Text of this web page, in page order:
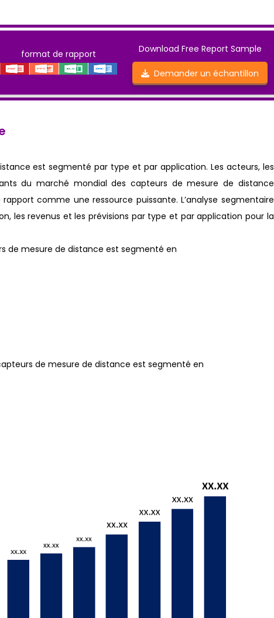
format de rapport Download Free Report Sample
Demander un échantillon
est segmenté par type et par application. Les acteurs, les
du marché mondial des capteurs de mesure de distance
comme une ressource puissante. L’analyse segmentaire
les revenus et les prévisions par type et par application pour la
de mesure de distance est segmenté en
de mesure de distance est segmenté en